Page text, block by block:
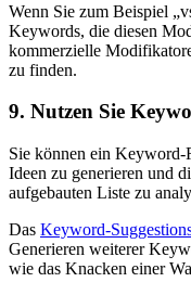
Wenn Sie zum Beispiel
Keywords, die diesen
kommerzielle
zu finden.
9. Nutzen Sie
Sie können ein Keyword-
Ideen zu generieren und
aufgebauten Liste zu
Das Keyword-
Generieren weiterer
wie das Knacken einer